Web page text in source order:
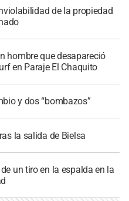
de la propiedad
hombre que desapareció
en Paraje El Chaquito
y dos “bombazos”
la salida de Bielsa
un tiro en la espalda en la